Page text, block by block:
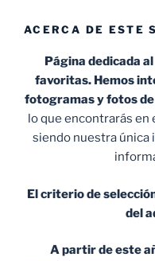
ACERCA DE ESTE
Página dedicada
favoritas. Hemos
fotogramas y fotos
lo que encontrarás en
siendo nuestra única
El criterio de
del
A partir de este